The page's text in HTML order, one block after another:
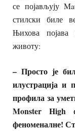
се појављују
стилски биле
Њихова појава
животу:
– Просто је
илустрација и
профила за
Monster High
феноменалне!